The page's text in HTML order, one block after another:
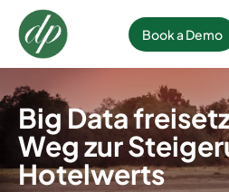
Book a Demo
Big Data
Weg zur
Hotelwerts